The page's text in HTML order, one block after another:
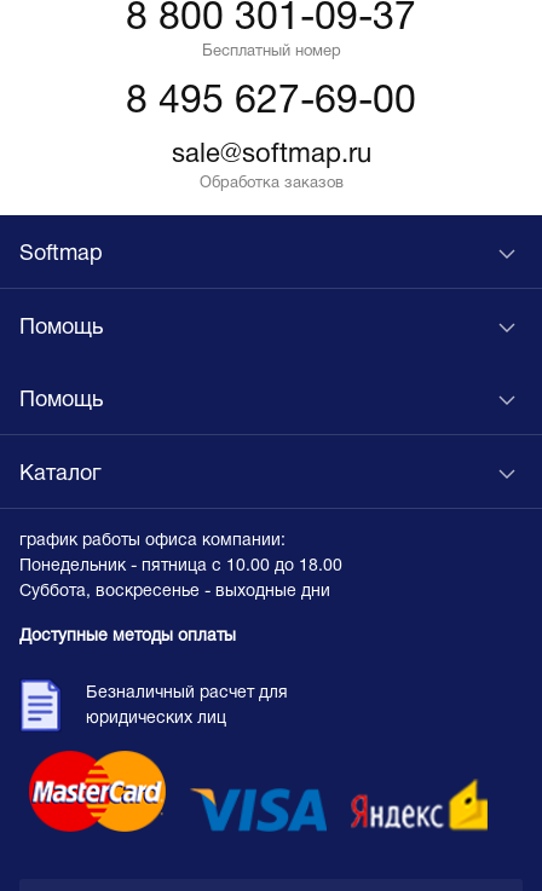
8 800 301-09-37
Бесплатный номер
8 495 627-69-00
sale@softmap.ru
Обработка заказов
Softmap
Помощь
Помощь
Каталог
график работы офиса компании:
Понедельник - пятница с 10.00 до 18.00
Суббота, воскресенье - выходные дни
Доступные методы оплаты
Безналичный расчет для
юридических лиц